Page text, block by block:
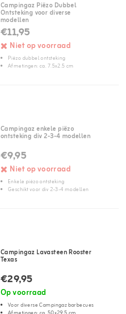
Campingaz Piëzo Dubbel
Ontsteking voor diverse
modellen
€11,95
Niet op voorraad
Piëzo dubbel ontsteking
Afmetingen: ca. 7.5x2.5 cm
Campingaz enkele piëzo
ontsteking div 2-3-4 modellen
€9,95
Niet op voorraad
Enkele piëzo ontsteking
Geschikt voor div 2-3-4 modellen
Campingaz Lavasteen Rooster
Texas
€29,95
Op voorraad
Voor diverse Campingaz barbecues